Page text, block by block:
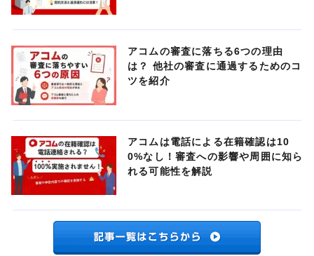
アコムの審査に落ちる6つの理由
は？ 他社の審査に通過するためのコ
ツを紹介
アコムは電話による在籍確認は10
0%なし！審査への影響や周囲に知ら
れる可能性を解説